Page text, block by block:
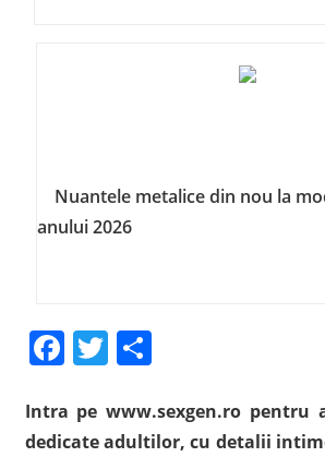
Nuantele metalice din nou la
anului 2026
Facebook
Twitter
Share
Intra pe www.sexgen.ro pentru
dedicate adultilor, cu detalii